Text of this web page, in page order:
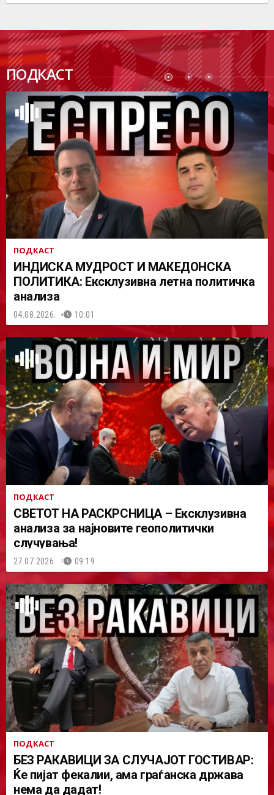
ПОДКАСТ
ПОДК
АСТ
ПОДКАСТ
ИНДИСКА МУДРОСТ И МАКЕДОНСКА
ПОЛИТИКА: Ексклузивна летна политичка
анализа
04.08.2026. 10:01
ПОДКАСТ
СВЕТОТ НА РАСКРСНИЦА – Ексклузивна
анализа за најновите геополитички
случувања!
27.07.2026. 09:19
ПОДКАСТ
БЕЗ РАКАВИЦИ ЗА СЛУЧАЈОТ ГОСТИВАР:
Ќе пијат фекалии, ама граѓанска држава
нема да дадат!